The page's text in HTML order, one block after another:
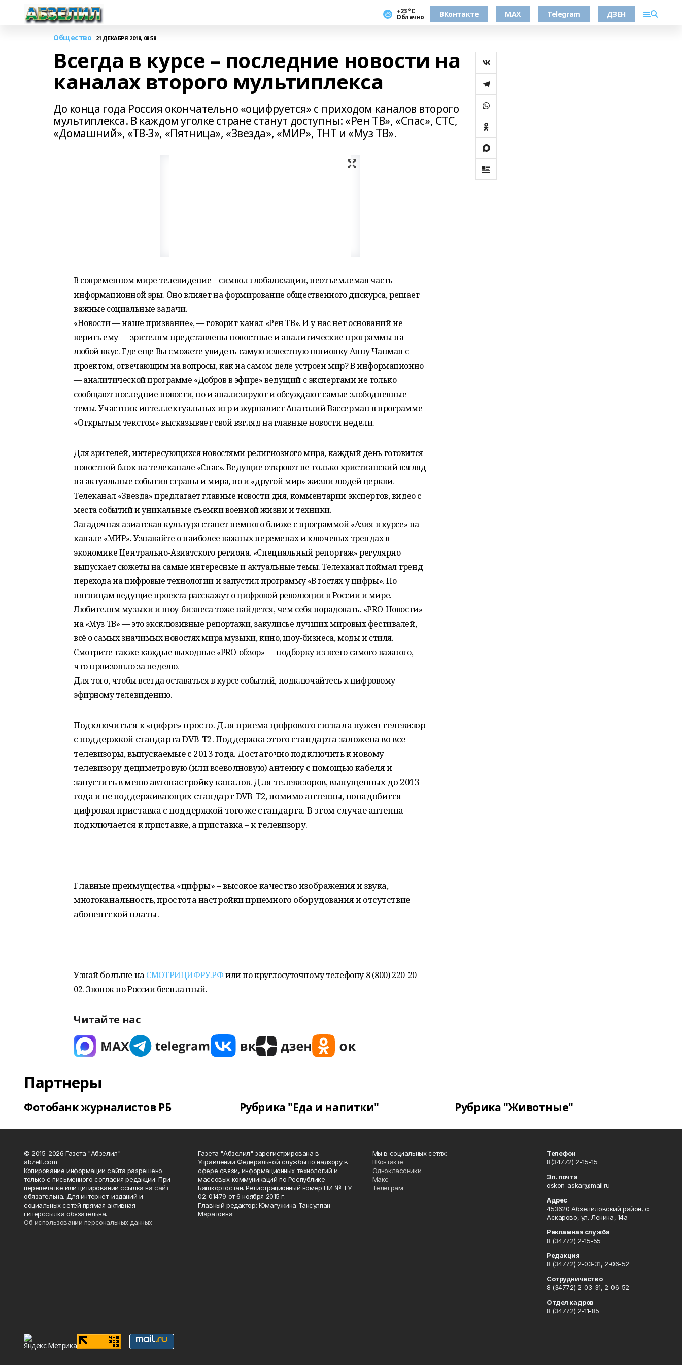
+23 °С
Облачно ВКонтакте MAX Telegram ДЗЕН
Общество 21 ДЕКАБРЯ 2018, 08:58
Всегда в курсе – последние новости на
каналах второго мультиплекса
До конца года Россия окончательно «оцифруется» с приходом каналов второго
мультиплекса. В каждом уголке стране станут доступны: «Рен ТВ», «Спас», СТС,
«Домашний», «ТВ-3», «Пятница», «Звезда», «МИР», ТНТ и «Муз ТВ».
В современном мире телевидение – символ глобализации, неотъемлемая часть
информационной эры. Оно влияет на формирование общественного дискурса, решает
важные социальные задачи.
«Новости — наше призвание», — говорит канал «Рен ТВ». И у нас нет оснований не
верить ему — зрителям представлены новостные и аналитические программы на
любой вкус. Где еще Вы сможете увидеть самую известную шпионку Анну Чапман с
проектом, отвечающим на вопросы, как на самом деле устроен мир? В информационно
— аналитической программе «Добров в эфире» ведущий с экспертами не только
сообщают последние новости, но и анализируют и обсуждают самые злободневные
темы. Участник интеллектуальных игр и журналист Анатолий Вассерман в программе
«Открытым текстом» высказывает свой взгляд на главные новости недели.
Для зрителей, интересующихся новостями религиозного мира, каждый день готовится
новостной блок на телеканале «Спас». Ведущие откроют не только христианский взгляд
на актуальные события страны и мира, но и «другой мир» жизни людей церкви.
Телеканал «Звезда» предлагает главные новости дня, комментарии экспертов, видео с
места событий и уникальные съемки военной жизни и техники.
Загадочная азиатская культура станет немного ближе с программой «Азия в курсе» на
канале «МИР». Узнавайте о наиболее важных переменах и ключевых трендах в
экономике Центрально-Азиатского региона. «Специальный репортаж» регулярно
выпускает сюжеты на самые интересные и актуальные темы. Телеканал поймал тренд
перехода на цифровые технологии и запустил программу «В гостях у цифры». По
пятницам ведущие проекта расскажут о цифровой революции в России и мире.
Любителям музыки и шоу-бизнеса тоже найдется, чем себя порадовать. «PRO-Новости»
на «Муз ТВ» — это эксклюзивные репортажи, закулисье лучших мировых фестивалей,
всё о самых значимых новостях мира музыки, кино, шоу-бизнеса, моды и стиля.
Смотрите также каждые выходные «PRO-обзор» — подборку из всего самого важного,
что произошло за неделю.
Для того, чтобы всегда оставаться в курсе событий, подключайтесь к цифровому
эфирному телевидению.
Подключиться к «цифре» просто. Для приема цифрового сигнала нужен телевизор
с поддержкой стандарта DVB-T2. Поддержка этого стандарта заложена во все
телевизоры, выпускаемые с 2013 года. Достаточно подключить к новому
телевизору дециметровую (или всеволновую) антенну с помощью кабеля и
запустить в меню автонастройку каналов. Для телевизоров, выпущенных до 2013
года и не поддерживающих стандарт DVB-T2, помимо антенны, понадобится
цифровая приставка с поддержкой того же стандарта. В этом случае антенна
подключается к приставке, а приставка – к телевизору.
Главные преимущества «цифры» – высокое качество изображения и звука,
многоканальность, простота настройки приемного оборудования и отсутствие
абонентской платы.
Узнай больше на СМОТРИЦИФРУ.РФили по круглосуточному телефону 8 (800) 220-20-
02. Звонок по России бесплатный.
Читайте нас
Партнеры
Фотобанк журналистов РБ Рубрика "Еда и напитки" Рубрика "Животные"
© 2015-2026 Газета "Абзелил"
abzelil.com
Копирование информации сайта разрешено
только с письменного согласия редакции. При
перепечатке или цитировании ссылка на сайт
обязательна. Для интернет-изданий и
социальных сетей прямая активная
гиперссылка обязательна.
Об использовании персональных данных
Газета "Абзелил" зарегистрирована в
Управлении Федеральной службы по надзору в
сфере связи, информационных технологий и
массовых коммуникаций по Республике
Башкортостан. Регистрационный номер ПИ № ТУ
02-01479 от 6 ноября 2015 г.
Главный редактор: Юмагужина Тансулпан
Маратовна
Мы в социальных сетях:
ВКонтакте
Одноклассники
Макс
Телеграм
Телефон
8(34772) 2-15-15
Эл. почта
oskon_askar@mail.ru
Адрес
453620 Абзелиловский район, с.
Аскарово, ул. Ленина, 14а
Рекламная служба
8 (34772) 2-15-55
Редакция
8 (34772) 2-03-31, 2-06-52
Сотрудничество
8 (34772) 2-03-31, 2-06-52
Отдел кадров
8 (34772) 2-11-85